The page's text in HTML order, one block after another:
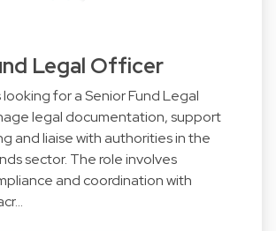
Legal Officer
looking for a Senior Fund Legal
legal documentation, support
and liaise with authorities in the
sector. The role involves
and coordination with